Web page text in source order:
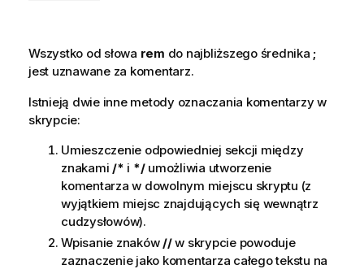
Wszystko od słowa rem do najbliższego średnika ;
jest uznawane za komentarz.
Istnieją dwie inne metody oznaczania komentarzy w
skrypcie:
Umieszczenie odpowiedniej sekcji między
znakami /* i */umożliwia utworzenie
komentarza w dowolnym miejscu skryptu (z
wyjątkiem miejsc znajdujących się wewnątrz
cudzysłowów).
Wpisanie znaków //w skrypcie powoduje
zaznaczenie jako komentarza całego tekstu na